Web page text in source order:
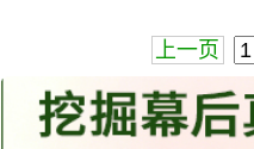
上一页